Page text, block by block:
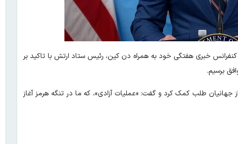
خبری هفتگی خود به همراه دن کین،‌ رئیس ستاد ارتش با تاکید بر
برسیم.
جهانیان طلب کمک کرد و گفت: «عملیات آزادی»، که ما در تنگه هرمز آغاز